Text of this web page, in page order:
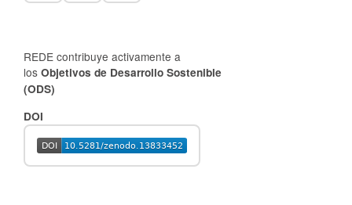
REDE contribuye activamente a
los Objetivos de Desarrollo Sostenible
(ODS)
DOI